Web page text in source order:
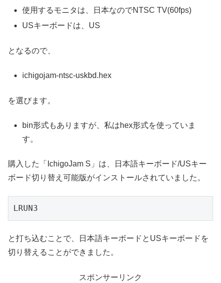
使用するモニタは、日本なのでNTSC TV(60fps)
USキーボードは、US
となるので、
ichigojam-ntsc-uskbd.hex
を選びます。
bin形式もありますが、私はhex形式を使っていま
す。
購入した「IchigoJam S」は、日本語キーボード/USキー
ボード切り替え可能版がインストールされていました。
LRUN3
と打ち込むことで、日本語キーボードとUSキーボードを
切り替えることができました。
スポンサーリンク